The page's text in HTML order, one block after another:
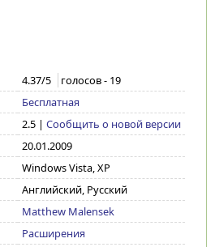
4.37/5 голосов - 19
Бесплатная
2.5| Сообщить о новой версии
20.01.2009
Windows Vista, XP
Английский, Русский
Matthew Malensek
Расширения